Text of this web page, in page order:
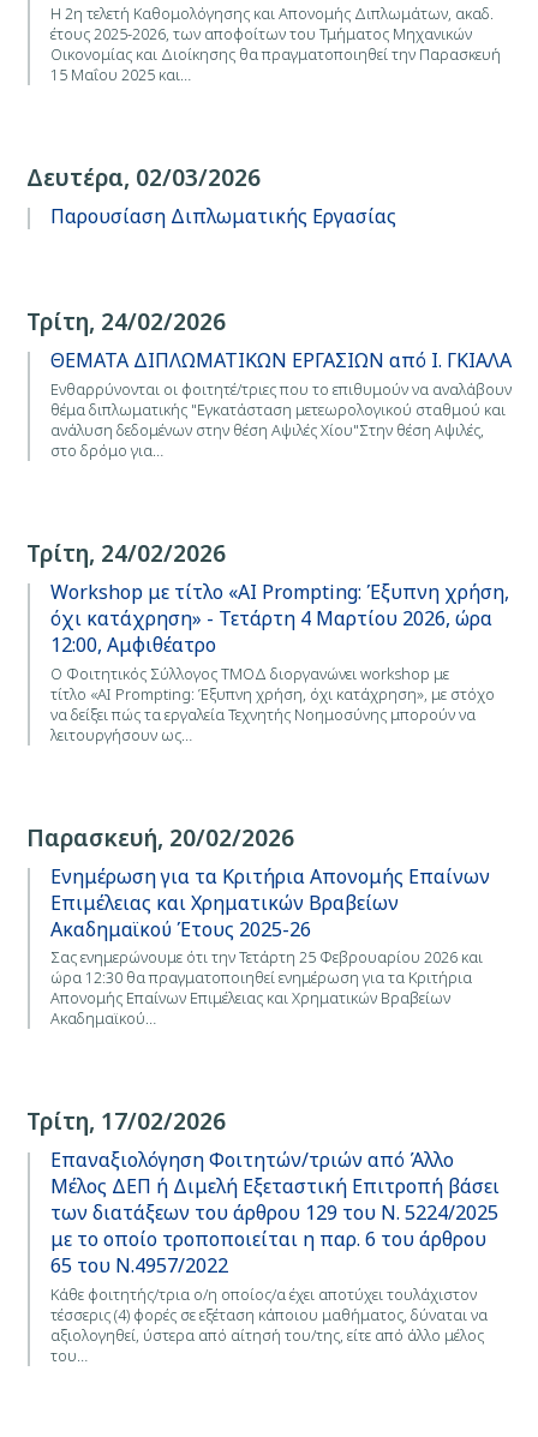
Η 2η τελετή Καθομολόγησης και Απονομής Διπλωμάτων, ακαδ.
έτους 2025-2026, των αποφοίτων του Τμήματος Μηχανικών
Οικονομίας και Διοίκησης θα πραγματοποιηθεί την Παρασκευή
15 Μαΐου 2025 και…
Δευτέρα, 02/03/2026
Παρουσίαση Διπλωματικής Εργασίας
Τρίτη, 24/02/2026
ΘΕΜΑΤΑ ΔΙΠΛΩΜΑΤΙΚΩΝ ΕΡΓΑΣΙΩΝ από Ι. ΓΚΙΑΛΑ
Ενθαρρύνονται οι φοιτητέ/τριες που το επιθυμούν να αναλάβουν
θέμα διπλωματικής "Εγκατάσταση μετεωρολογικού σταθμού και
ανάλυση δεδομένων στην θέση Αψιλές Χίου"Στην θέση Αψιλές,
στο δρόμο για…
Τρίτη, 24/02/2026
Workshop με τίτλο «AI Prompting: Έξυπνη χρήση,
όχι κατάχρηση» - Τετάρτη 4 Μαρτίου 2026, ώρα
12:00, Αμφιθέατρο
Ο Φοιτητικός Σύλλογος ΤΜΟΔ διοργανώνει workshop με
τίτλο «AI Prompting: Έξυπνη χρήση, όχι κατάχρηση», με στόχο
να δείξει πώς τα εργαλεία Τεχνητής Νοημοσύνης μπορούν να
λειτουργήσουν ως…
Παρασκευή, 20/02/2026
Eνημέρωση για τα Κριτήρια Απονομής Επαίνων
Επιμέλειας και Χρηματικών Βραβείων
Ακαδημαϊκού Έτους 2025-26
Σας ενημερώνουμε ότι την Τετάρτη 25 Φεβρουαρίου 2026 και
ώρα 12:30 θα πραγματοποιηθεί ενημέρωση για τα Κριτήρια
Απονομής Επαίνων Επιμέλειας και Χρηματικών Βραβείων
Ακαδημαϊκού…
Τρίτη, 17/02/2026
Επαναξιολόγηση Φοιτητών/τριών από Άλλο
Μέλος ΔΕΠ ή Διμελή Εξεταστική Επιτροπή βάσει
των διατάξεων του άρθρου 129 του Ν. 5224/2025
με το οποίο τροποποιείται η παρ. 6 του άρθρου
65 του Ν.4957/2022
Κάθε φοιτητής/τρια ο/η οποίος/α έχει αποτύχει τουλάχιστον
τέσσερις (4) φορές σε εξέταση κάποιου μαθήματος, δύναται να
αξιολογηθεί, ύστερα από αίτησή του/της, είτε από άλλο μέλος
του…